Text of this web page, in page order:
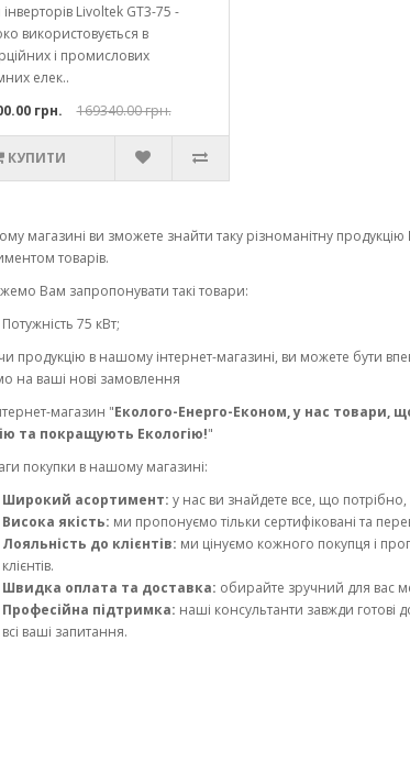
інверторів Livoltek GT3-75 -
використовується в
і промислових
елек..
грн. 169340.00 грн.
КУПИТИ
магазині ви зможете знайти таку різноманітну продукцію
товарів.
Вам запропонувати такі товари:
Потужність 75 кВт;
продукцію в нашому інтернет-магазині, ви можете бути
на ваші нові замовлення
магазин "Еколого-Енерго-Економ, у нас
та покращують Екологію!"
покупки в нашому магазині:
Широкий асортимент: у нас ви знайдете все, що
Висока якість: ми пропонуємо тільки сертифіковані та
Лояльність до клієнтів: ми цінуємо кожного покупця і
клієнтів.
Швидка оплата та доставка: обирайте зручний для вас
Професійна підтримка: наші консультанти завжди готові
всі ваші запитання.